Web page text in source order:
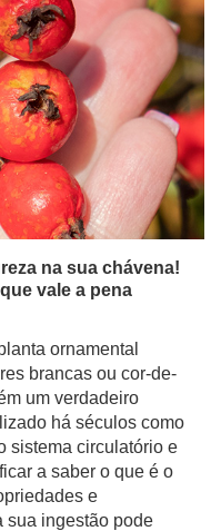
na sua chávena!
vale a pena
ornamental
brancas ou cor-de-
um verdadeiro
há séculos como
sistema circulatório e
a saber o que é o
e
sua ingestão pode